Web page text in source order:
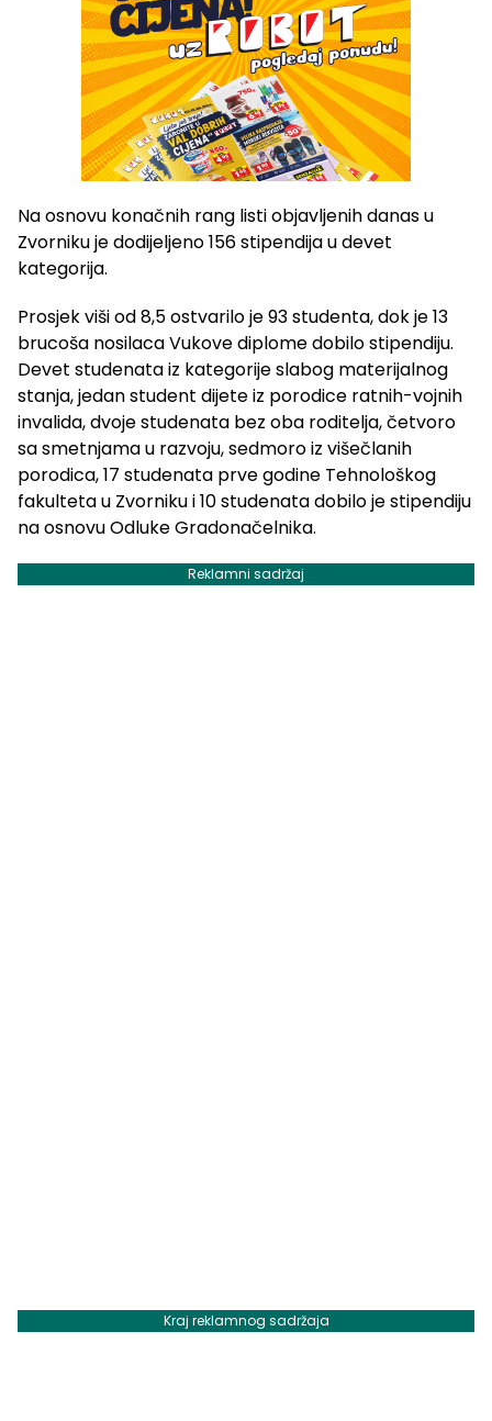
Na osnovu konačnih rang listi objavljenih danas u
Zvorniku je dodijeljeno 156 stipendija u devet
kategorija.
Prosjek viši od 8,5 ostvarilo je 93 studenta, dok je 13
brucoša nosilaca Vukove diplome dobilo stipendiju.
Devet studenata iz kategorije slabog materijalnog
stanja, jedan student dijete iz porodice ratnih-vojnih
invalida, dvoje studenata bez oba roditelja, četvoro
sa smetnjama u razvoju, sedmoro iz višečlanih
porodica, 17 studenata prve godine Tehnološkog
fakulteta u Zvorniku i 10 studenata dobilo je stipendiju
na osnovu Odluke Gradonačelnika.
Reklamni sadržaj
Kraj reklamnog sadržaja